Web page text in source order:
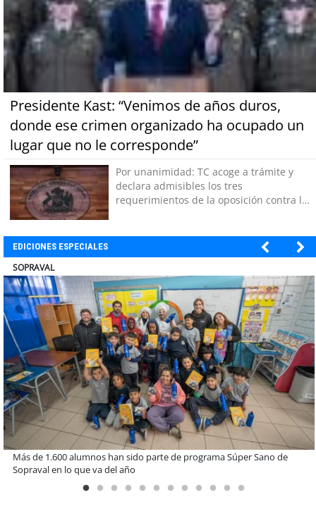
Presidente Kast: “Venimos de años duros,
donde ese crimen organizado ha ocupado un
lugar que no le corresponde”
Por unanimidad: TC acoge a trámite y
declara admisibles los tres
requerimientos de la oposición contra la
EDICIONES ESPECIALES
ULTRAPORT
Estudiantes de la UCN desarrollan tecnología para modernizar la
operación de Ultraport Coquimbo